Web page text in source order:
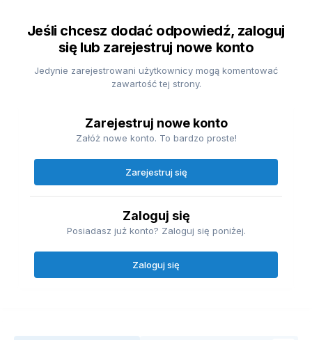
Jeśli chcesz dodać odpowiedź, zaloguj
się lub zarejestruj nowe konto
Jedynie zarejestrowani użytkownicy mogą komentować
zawartość tej strony.
Zarejestruj nowe konto
Załóż nowe konto. To bardzo proste!
Zarejestruj się
Zaloguj się
Posiadasz już konto? Zaloguj się poniżej.
Zaloguj się